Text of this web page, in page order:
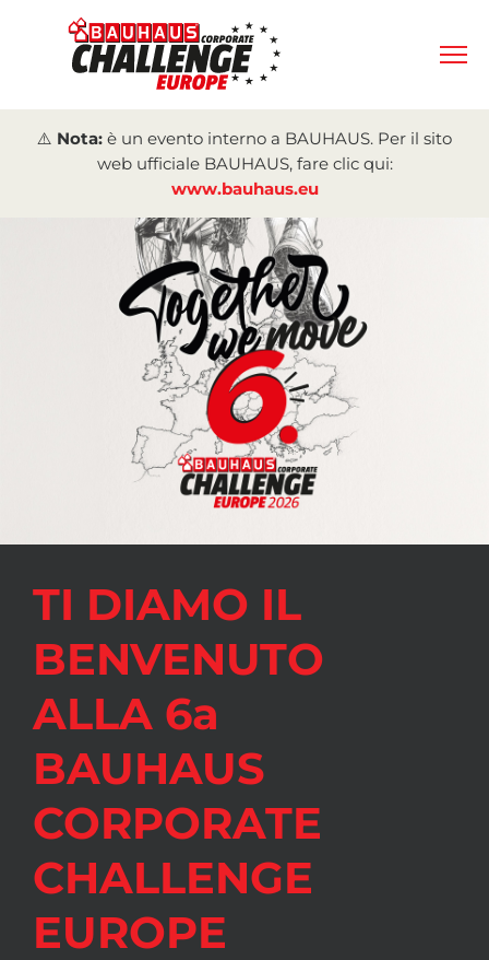
⚠️ Nota: è un evento interno a BAUHAUS. Per il sito
web ufficiale BAUHAUS, fare clic qui:
www.bauhaus.eu
TI DIAMO IL
BENVENUTO
ALLA 6a
BAUHAUS
CORPORATE
CHALLENGE
EUROPE